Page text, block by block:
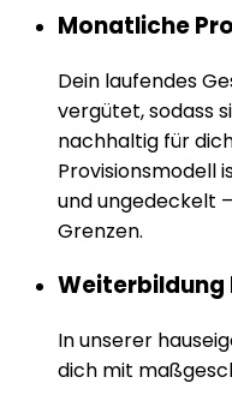
Monatliche
Dein laufendes
vergütet, sodass
nachhaltig für
Provisionsmodell
und ungedeckelt
Grenzen.
In unserer
dich mit